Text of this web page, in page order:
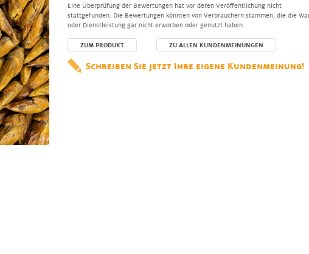
Eine Überprüfung der Bewertungen hat vor deren Veröffentlichung nicht
stattgefunden. Die Bewertungen könnten von Verbrauchern stammen, die die
oder Dienstleistung gar nicht erworben oder genutzt haben.
ZUM PRODUKT ZU ALLEN KUNDENMEINUNGEN
Schreiben Sie jetzt Ihre eigene Kundenmeinung!